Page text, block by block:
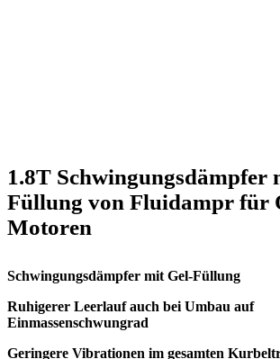
1.8T Schwingungsdämpfer
Füllung von Fluidampr für
Motoren
Schwingungsdämpfer mit Gel-Füllung
Ruhigerer Leerlauf auch bei Umbau auf
Einmassenschwungrad
Geringere Vibrationen im gesamten